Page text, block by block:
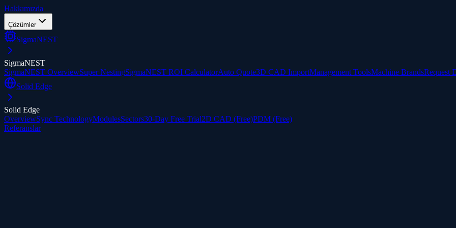
Hakkımızda
Çözümler
SigmaNEST
SigmaNEST
SigmaNEST OverviewSuper NestingSigmaNEST ROI CalculatorAuto Quote3D CAD ImportManagement ToolsMachine BrandsRequest
Solid Edge
Solid Edge
OverviewSync TechnologyModulesSectors30-Day Free Trial2D CAD (Free)PDM (Free)
Referanslar